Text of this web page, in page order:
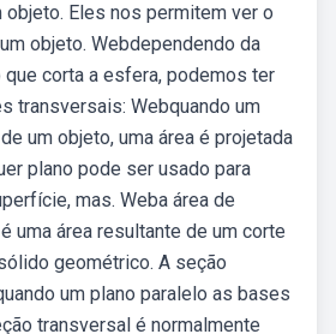
Eles nos permitem ver o
objeto. Webdependendo da
corta a esfera, podemos ter
transversais: Webquando um
um objeto, uma área é projetada
plano pode ser usado para
mas. Weba área de
uma área resultante de um corte
geométrico. A seção
um plano paralelo as bases
transversal é normalmente